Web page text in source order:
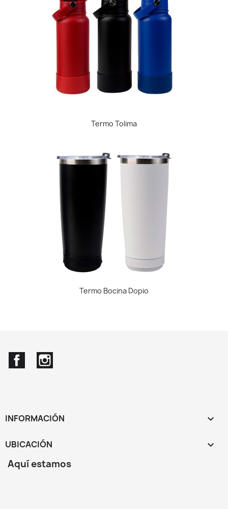
Termo Tolima
Termo Bocina Dopio
Facebook
INFORMACIÓN 
UBICACIÓN keyboard_arrow_down
Aquí estamos